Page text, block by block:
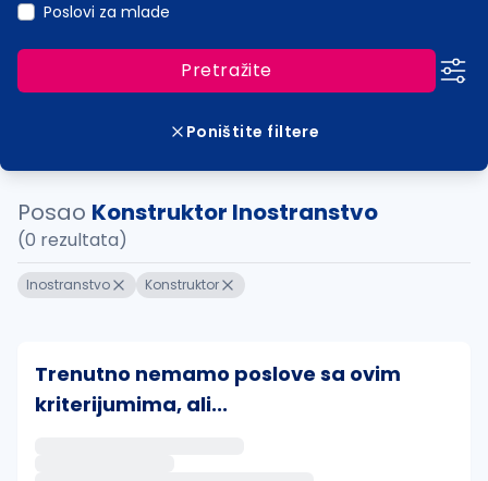
Poslovi za mlade
Pretražite
Poništite filtere
Posao Konstruktor Inostranstvo
(0 rezultata)
Inostranstvo Konstruktor
Trenutno nemamo poslove sa ovim
kriterijumima, ali...